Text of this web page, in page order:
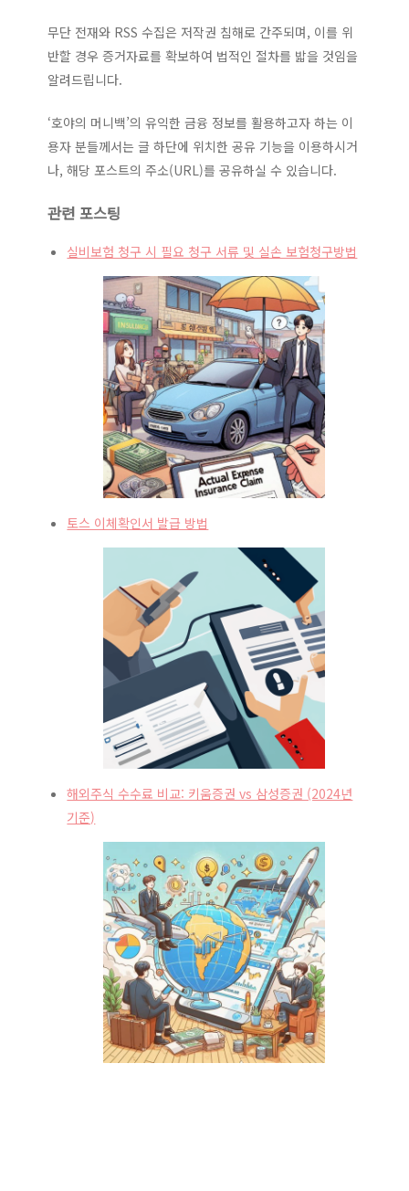
무단 전재와 RSS 수집은 저작권 침해로 간주되며, 이를 위
반할 경우 증거자료를 확보하여 법적인 절차를 밟을 것임을
알려드립니다.
‘호야의 머니백’의 유익한 금융 정보를 활용하고자 하는 이
용자 분들께서는 글 하단에 위치한 공유 기능을 이용하시거
나, 해당 포스트의 주소(URL)를 공유하실 수 있습니다.
관련 포스팅
실비보험 청구 시 필요 청구 서류 및 실손 보험청구방법
토스 이체확인서 발급 방법
해외주식 수수료 비교: 키움증권 vs 삼성증권 (2024년
기준)